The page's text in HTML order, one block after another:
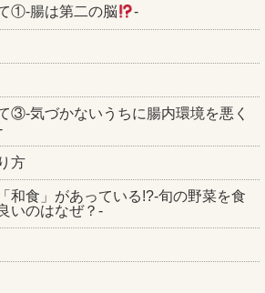
①‐腸は第二の脳 ‐
③‐気づかないうちに腸内環境を悪く
方
和食」があっている!?-旬の野菜を食
いのはなぜ？-